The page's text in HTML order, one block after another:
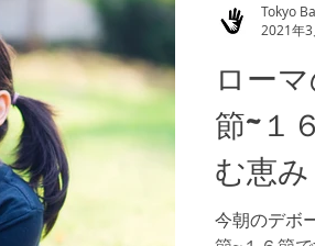
ロー
節~１
む恵み
今朝のデボ
Tokyo
2021年